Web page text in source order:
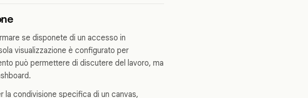
se disponete di un accesso in
visualizzazione è configurato per
può permettere di discutere del lavoro, ma
la condivisione specifica di un canvas,